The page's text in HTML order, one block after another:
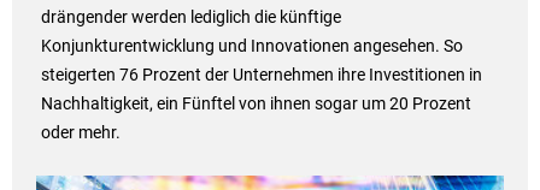
drängender werden lediglich die künftige
Konjunkturentwicklung und Innovationen angesehen. So
steigerten 76 Prozent der Unternehmen ihre Investitionen in
Nachhaltigkeit, ein Fünftel von ihnen sogar um 20 Prozent
oder mehr.